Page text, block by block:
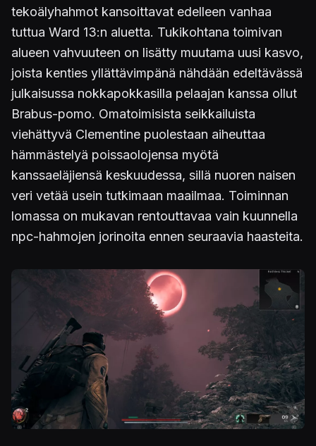
tekoälyhahmot kansoittavat edelleen vanhaa
tuttua Ward 13:n aluetta. Tukikohtana toimivan
alueen vahvuuteen on lisätty muutama uusi kasvo,
joista kenties yllättävimpänä nähdään edeltävässä
julkaisussa nokkapokkasilla pelaajan kanssa ollut
Brabus-pomo. Omatoimisista seikkailuista
viehättyvä Clementine puolestaan aiheuttaa
hämmästelyä poissaolojensa myötä
kanssaeläjiensä keskuudessa, sillä nuoren naisen
veri vetää usein tutkimaan maailmaa. Toiminnan
lomassa on mukavan rentouttavaa vain kuunnella
npc-hahmojen jorinoita ennen seuraavia haasteita.
Kuva